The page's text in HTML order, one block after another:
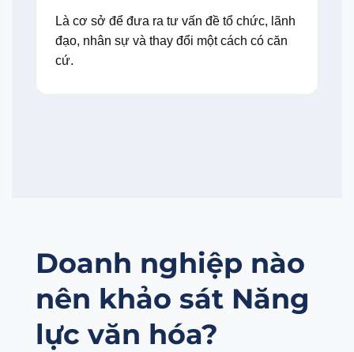
Là cơ sở để đưa ra tư vấn đề tổ chức, lãnh
đạo, nhân sự và thay đổi một cách có căn
cứ.
Doanh nghiệp nào
nên khảo sát Năng
lực văn hóa?